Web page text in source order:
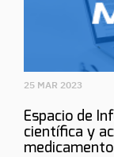
25 MAR 2023
Espacio de
científica y